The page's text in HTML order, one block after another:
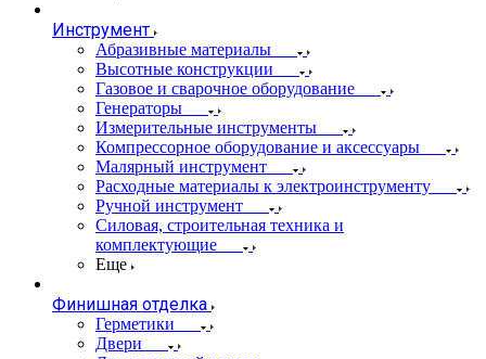
Инструмент
Абразивные материалы
Высотные конструкции
Газовое и сварочное оборудование
Генераторы
Измерительные инструменты
Компрессорное оборудование и аксессуары
Малярный инструмент
Расходные материалы к электроинструменту
Ручной инструмент
Силовая, строительная техника и
комплектующие
Еще
Финишная отделка
Герметики
Двери